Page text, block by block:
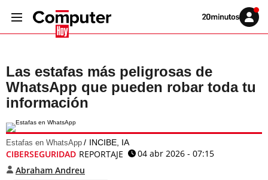
Volver
Iniciar
sesión
Las estafas más peligrosas de
WhatsApp que pueden robar toda tu
información
Estafas en WhatsApp INCIBE, IA
CIBERSEGURIDAD REPORTAJE
04 abr 2026 - 07:15
Abraham Andreu